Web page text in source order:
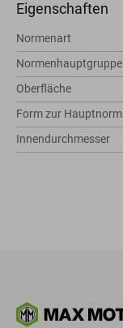
Eigenschaften
Normenart
Normenhauptgruppe
Oberfläche
Form zur Hauptnorm
Innendurchmesser